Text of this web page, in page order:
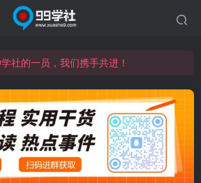
社的一员，我们携手共进！
社的一员，我们携手共进！
VIP资源，炒股教程、创业教程、网络营销教程、自媒体短视频教程等，长期更新各大精品创业项目！